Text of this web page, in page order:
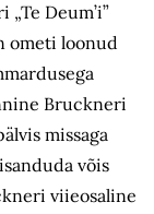
Deum’i”
ometi loonud
Bruckneri
missaga
võis
viieosaline